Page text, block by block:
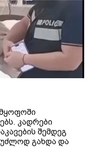
კადრები
შემდეგ
გახდა და